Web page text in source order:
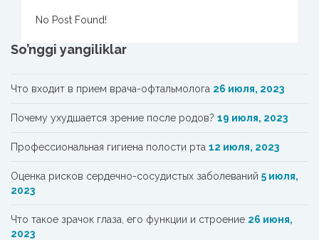
No Post Found!
So’nggi yangiliklar
Что входит в прием врача-офтальмолога 26 июля, 2023
Почему ухудшается зрение после родов? 19 июля, 2023
Профессиональная гигиена полости рта 12 июля, 2023
Oценка рисков сердечно-сосудистых заболеваний 5 июля,
2023
Что такое зрачок глаза, его функции и строение 26 июня,
2023